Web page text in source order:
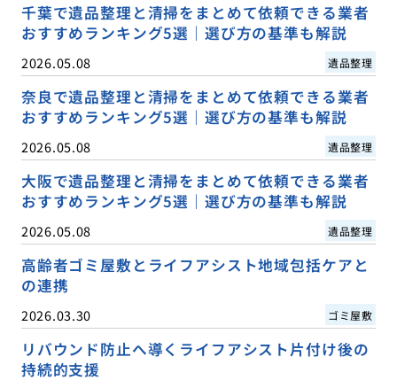
千葉で遺品整理と清掃をまとめて依頼できる業者
おすすめランキング5選｜選び方の基準も解説
2026.05.08 遺品整理
奈良で遺品整理と清掃をまとめて依頼できる業者
おすすめランキング5選｜選び方の基準も解説
2026.05.08 遺品整理
大阪で遺品整理と清掃をまとめて依頼できる業者
おすすめランキング5選｜選び方の基準も解説
2026.05.08 遺品整理
高齢者ゴミ屋敷とライフアシスト地域包括ケアと
の連携
2026.03.30 ゴミ屋敷
リバウンド防止へ導くライフアシスト片付け後の
持続的支援